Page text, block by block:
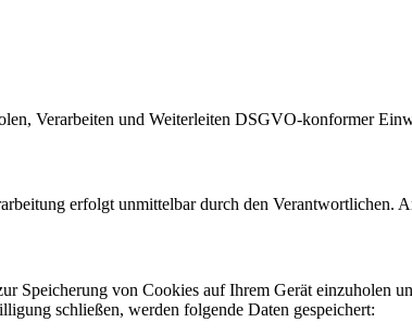
Verarbeiten und Weiterleiten DSGVO-konformer
erfolgt unmittelbar durch den
Speicherung von Cookies auf Ihrem Gerät einzuholen
schließen, werden folgende Daten gespeichert: